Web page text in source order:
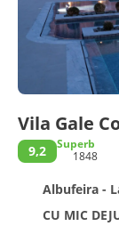
Vila Gale
9,2
Superb
1848
Albufeira -
CU MIC